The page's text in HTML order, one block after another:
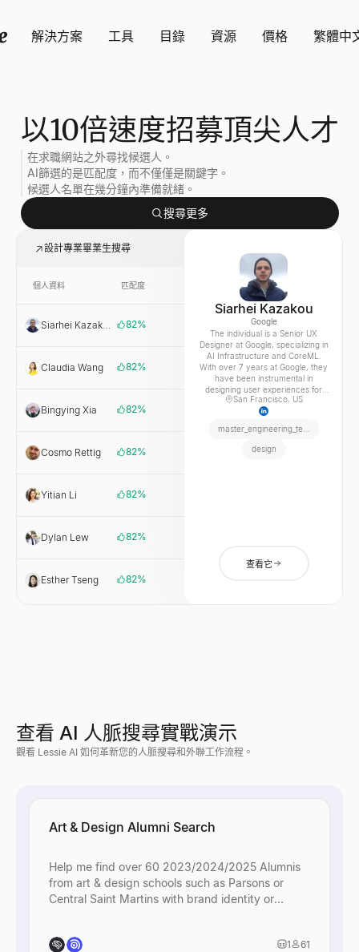
解決方案 工具 目錄 資源 價格 繁體中
以10倍速度招募頂尖人才
在求職網站之外尋找候選人。
AI篩選的是匹配度，而不僅僅是關鍵字。
候選人名單在幾分鐘內準備就緒。
搜尋更多
設計專業畢業生搜尋
個人資料 匹配度
Siarhei Kazakou 82%
Claudia Wang 82% Google
Bingying Xia 82%
Cosmo Rettig 82%
Yitian Li 82%
Dylan Lew 82%
Esther Tseng 82%
Siarhei Kazakou
Google
The individual is a Senior UX
Designer at Google, specializing in
AI Infrastructure and CoreML.
With over 7 years at Google, they
have been instrumental in
designing user experiences for
on-device Machine Learning and
Google Research.Their career
at MTV and FRIDAY, transitioning
into digital design at AImatter
(acquired by Google in 2018). This
interaction.
San Francisco, US
design
查看它
查看 AI 人脈搜尋實戰演示
觀看 Lessie AI 如何革新您的人脈搜尋和外聯工作流程。
Art & Design Alumni Search
Help me find over 60 2023/2024/2025 Alumnis
from art & design schools such as Parsons or
Central Saint Martins with brand identity or
1 61